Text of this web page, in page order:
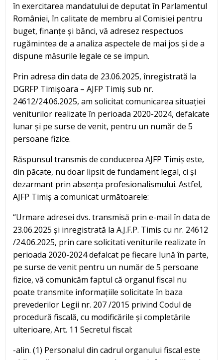
în exercitarea mandatului de deputat în Parlamentul
României, în calitate de membru al Comisiei pentru
buget, finanțe și bănci, vă adresez respectuos
rugămintea de a analiza aspectele de mai jos și de a
dispune măsurile legale ce se impun.
Prin adresa din data de 23.06.2025, înregistrată la
DGRFP Timișoara – AJFP Timiș sub nr.
24612/24.06.2025, am solicitat comunicarea situației
veniturilor realizate în perioada 2020-2024, defalcate
lunar și pe surse de venit, pentru un număr de 5
persoane fizice.
Răspunsul transmis de conducerea AJFP Timiș este,
din păcate, nu doar lipsit de fundament legal, ci și
dezarmant prin absența profesionalismului. Astfel,
AJFP Timiș a comunicat următoarele:
“Urmare adresei dvs. transmisă prin e-mail în data de
23.06.2025 și inregistrată la A.J.F.P. Timis cu nr. 24612
/24.06.2025, prin care solicitati veniturile realizate în
perioada 2020-2024 defalcat pe fiecare lună în parte,
pe surse de venit pentru un număr de 5 persoane
fizice, vă comunicăm faptul că organul fiscal nu
poate transmite informațiile solicitate în baza
prevederilor Legii nr. 207 /2015 privind Codul de
procedură fiscală, cu modificările și completările
ulterioare, Art. 11 Secretul fiscal:
-alin. (1) Personalul din cadrul organului fiscal este